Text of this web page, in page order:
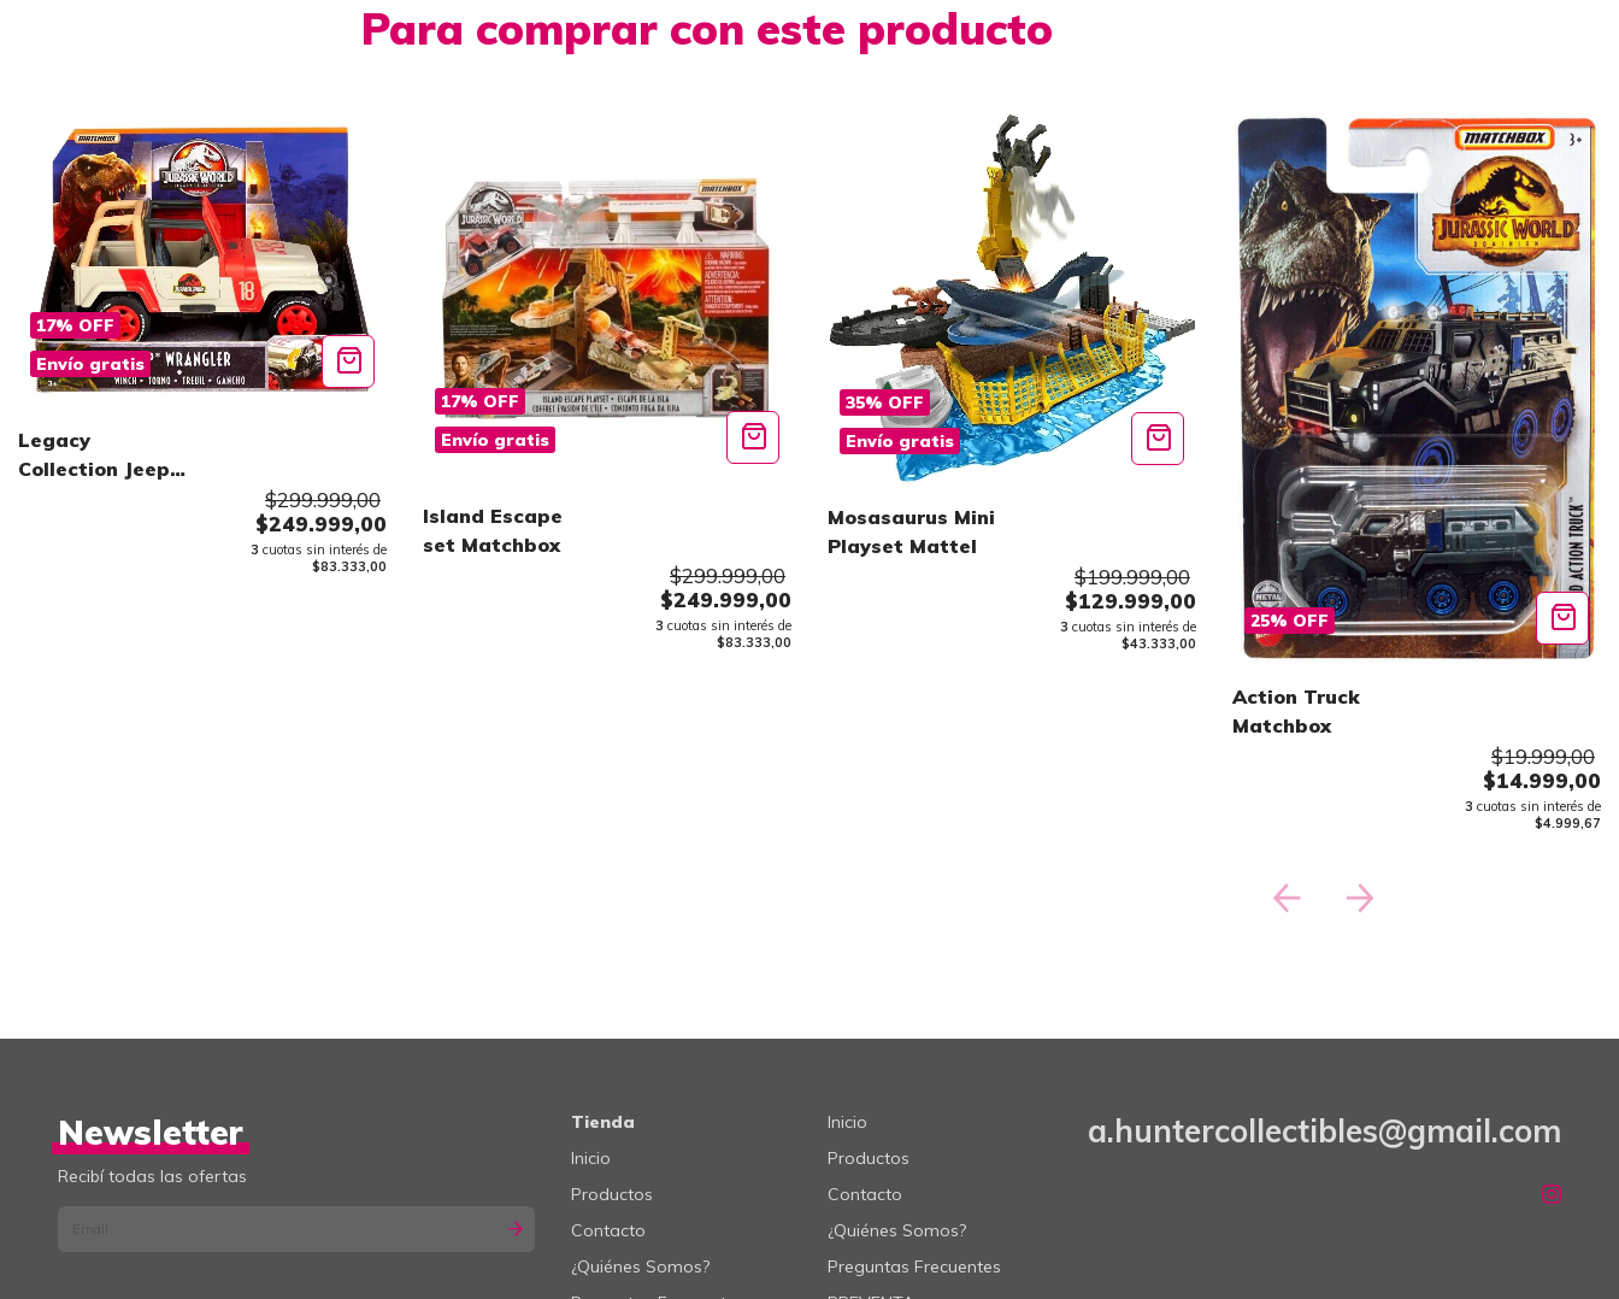
Para comprar con este producto
17% OFF
Envío gratis
Legacy
Collection Jeep
$299.999,00
$249.999,00
3 cuotas sin interés de
$83.333,00
17% OFF
Envío gratis
Island Escape
set Matchbox
$299.999,00
$249.999,00
3 cuotas sin interés de
$83.333,00
35% OFF
Envío gratis
Mosasaurus Mini
Playset Mattel
$199.999,00
$129.999,00
3 cuotas sin interés de
$43.333,00
25% OFF
Action Truck
Matchbox
$19.999,00
$14.999,00
3 cuotas sin interés de
$4.999,67
Newsletter
Recibí todas las ofertas
Tienda
Inicio
Productos
Contacto
¿Quiénes Somos?
Inicio
Productos
Contacto
¿Quiénes Somos?
Preguntas Frecuentes
a.huntercollectibles@gmail.com